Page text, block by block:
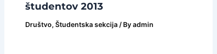
študentov 2013
Društvo, Študentska sekcija/ Byadmin